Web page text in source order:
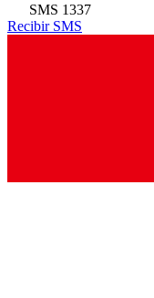
SMS 1337
Recibir SMS